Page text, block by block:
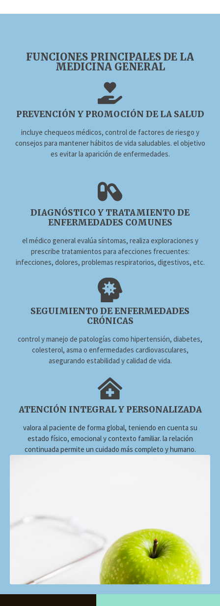
FUNCIONES PRINCIPALES DE LA
MEDICINA GENERAL
PREVENCIÓN Y PROMOCIÓN DE LA SALUD
incluye chequeos médicos, control de factores de riesgo y
consejos para mantener hábitos de vida saludables. el objetivo
es evitar la aparición de enfermedades.
DIAGNÓSTICO Y TRATAMIENTO DE
ENFERMEDADES COMUNES
el médico general evalúa síntomas, realiza exploraciones y
prescribe tratamientos para afecciones frecuentes:
infecciones, dolores, problemas respiratorios, digestivos, etc.
SEGUIMIENTO DE ENFERMEDADES
CRÓNICAS
control y manejo de patologías como hipertensión, diabetes,
colesterol, asma o enfermedades cardiovasculares,
asegurando estabilidad y calidad de vida.
ATENCIÓN INTEGRAL Y PERSONALIZADA
valora al paciente de forma global, teniendo en cuenta su
estado físico, emocional y contexto familiar. la relación
continuada permite un cuidado más completo y humano.